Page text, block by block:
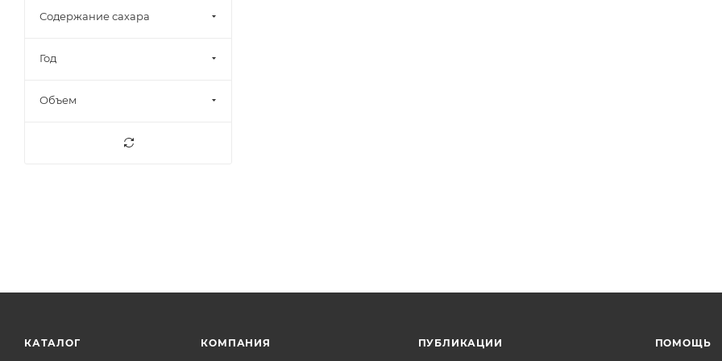
3
Касабланка
1
Содержание сахара
Год
Объем
КАТАЛОГ КОМПАНИЯ ПУБЛИКАЦИИ ПОМОЩЬ